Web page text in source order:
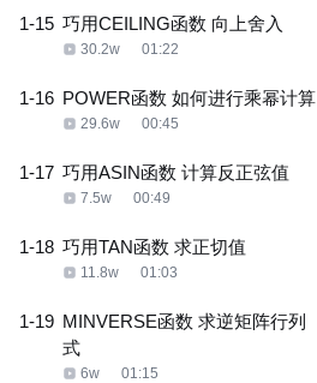
1-15 巧用CEILING函数 向上舍入
30.2w 01:22
1-16 POWER函数 如何进行乘幂计算
29.6w 00:45
1-17 巧用ASIN函数 计算反正弦值
7.5w 00:49
1-18 巧用TAN函数 求正切值
11.8w 01:03
1-19 MINVERSE函数 求逆矩阵行列
式
6w 01:15